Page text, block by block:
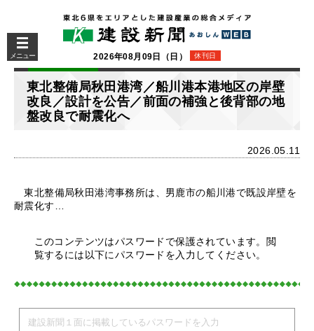
メニュー 2026年08月09日（日） 休刊日
東北整備局秋田港湾／船川港本港地区の岸壁
改良／設計を公告／前面の補強と後背部の地
盤改良で耐震化へ
2026.05.11
東北整備局秋田港湾事務所は、男鹿市の船川港で既設岸壁を
耐震化す…
このコンテンツはパスワードで保護されています。閲
覧するには以下にパスワードを入力してください。